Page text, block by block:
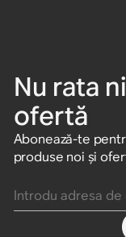
Nu rata
ofertă
Abonează-te
produse noi și